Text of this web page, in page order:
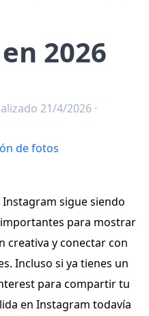
2026
21/4/2026 ·
de fotos
sigue siendo
para mostrar
creativa y conectar con
Incluso si ya tienes un
para compartir tu
en Instagram todavía